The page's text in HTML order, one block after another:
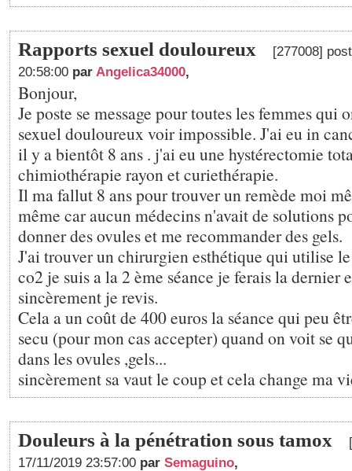
Rapports sexuel douloureux
[277008]
20:58:00 par Angelica34000,
Bonjour,
Je poste se message pour toutes les femmes qui
sexuel douloureux voir impossible. J'ai eu in
il y a bientôt 8 ans . j'ai eu une hystérectomie
chimiothérapie rayon et curiethérapie.
Il ma fallut 8 ans pour trouver un remède moi
même car aucun médecins n'avait de solutions
donner des ovules et me recommander des gels.
J'ai trouver un chirurgien esthétique qui utilise
co2 je suis a la 2 ème séance je ferais la dernier
sincèrement je revis.
Cela a un coût de 400 euros la séance qui peu
secu (pour mon cas accepter) quand on voit se
dans les ovules ,gels...
sincèrement sa vaut le coup et cela change ma
Douleurs à la pénétration sous tamox
17/11/2019 23:57:00 par Semaguino,